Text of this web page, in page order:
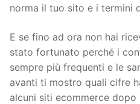
norma il tuo sito e i termini
E se fino ad ora non hai
stato fortunato perché i
sempre più frequenti e le
avanti ti mostro quali cifre
alcuni siti ecommerce